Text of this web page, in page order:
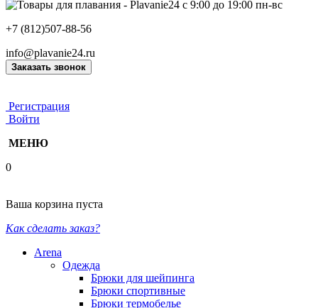
с 9:00 до 19:00 пн-вс
+7 (812)507-88-56
info@plavanie24.ru
Заказать звонок
Регистрация
Войти
МЕНЮ
0
Ваша корзина пуста
Как сделать заказ?
Arena
Одежда
Брюки для шейпинга
Брюки спортивные
Брюки термобелье